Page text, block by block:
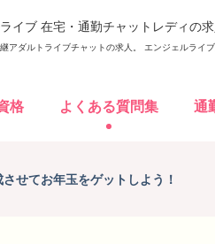
イブ 在宅・通勤チャットレディの
アダルトライブチャットの求人。 エンジェルライ
格 よくある質問集 通
せてお年玉をゲットしよう！